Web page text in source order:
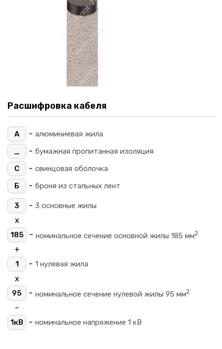
Расшифровка кабеля
А - алюминиевая жила
_
- бумажная пропитанная изоляция
С
- свинцовая оболочка
Б
- броня из стальных лент
3 - 3 основные жилы
х
185 - номинальное сечение основной жилы 185 мм2
+
1 - 1 нулевая жила
х
95 - номинальное сечение нулевой жилы 95 мм2
-
1кВ - номинальное напряжение 1 кВ